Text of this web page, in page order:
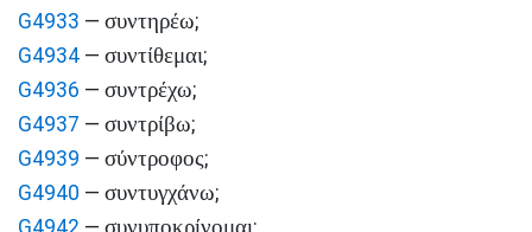
G4933 — συντηρέω;
G4934 — συντίθεμαι;
G4936 — συντρέχω;
G4937 — συντρίβω;
G4939 — σύντροφος;
G4940 — συντυγχάνω;
G4942 — συνυποκρίνομαι;